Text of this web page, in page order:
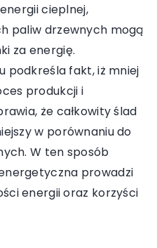
cieplnej,
paliw drzewnych mogą
za energię.
podkreśla fakt, iż mniej
produkcji i
że całkowity ślad
w porównaniu do
W ten sposób
prowadzi
energii oraz korzyści